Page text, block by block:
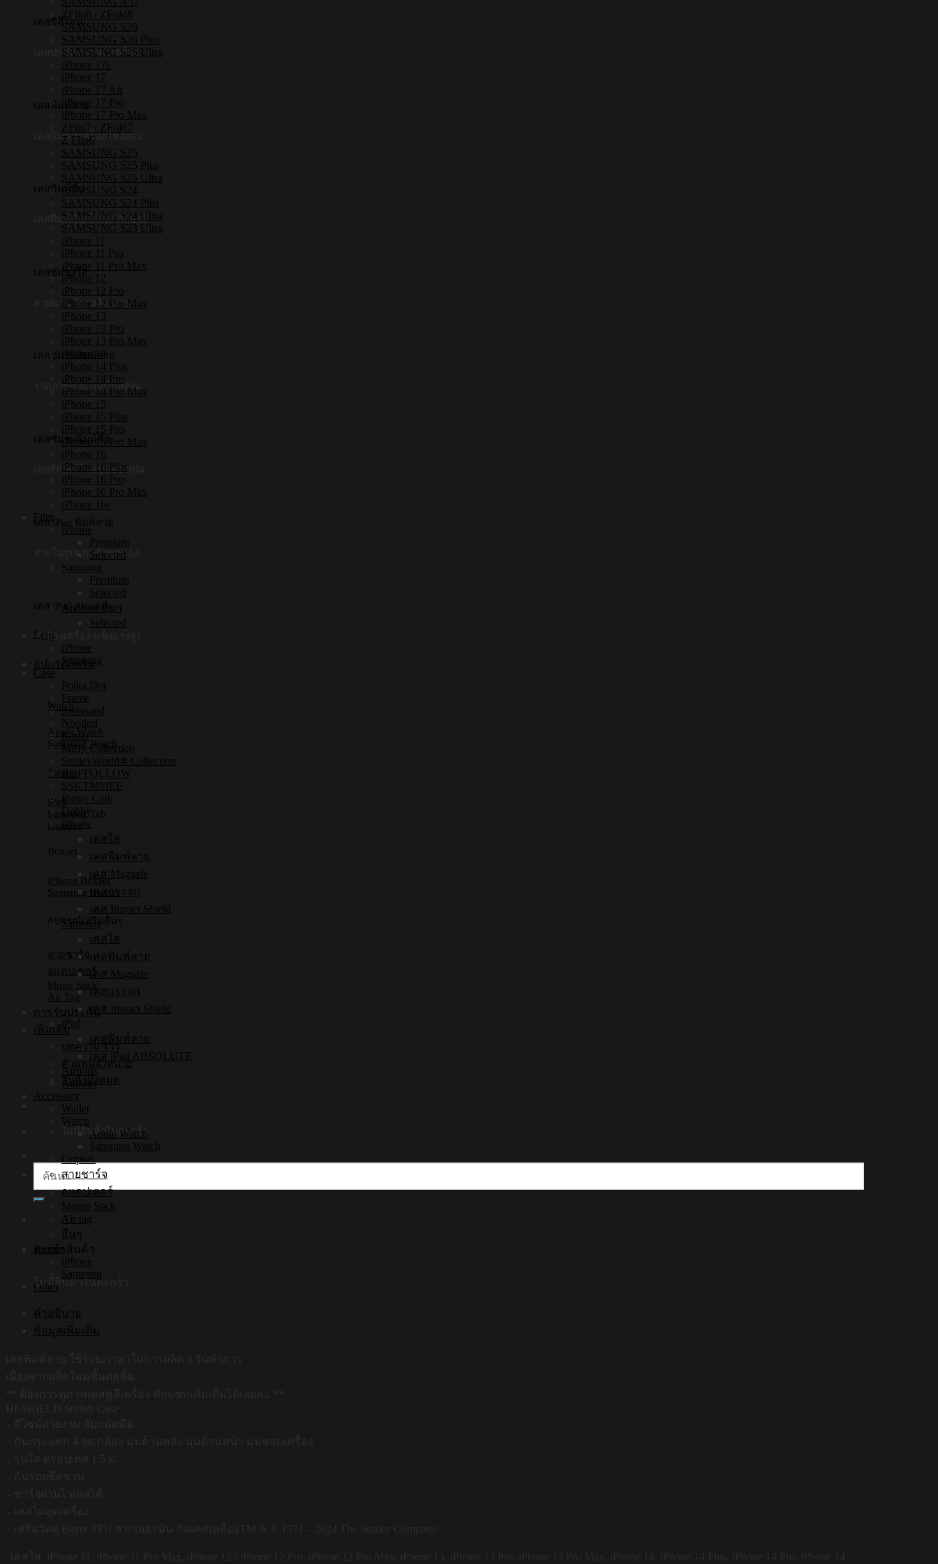
เคสซิลิโคน
เคสปกป้องรอบตัวเครื่อง
เคสพิมพ์ลาย
เคสพิมพ์ลายในสไตล์คุณ
เคสพิมพ์ชื่อ
เคสพิมพ์ชื่อเป็นเอกลักษณ์
เคสซัมซุงใส
สวยนาน ไม่เหลืองง่าย
เคสซัมซุงพิมพ์ลาย
รวดลายสวยในสไตล์คุณ
เคสซัมซุงพิมพ์ชื่อ
เอกลักษณ์ในแบบของคุณ
เคส iPad พิมพ์ลาย
สวยในรูปแบบตัวคุณเอง
เคส iPad Absolute
ปกป้องเครื่อง แข็งแรงสูง
อุปกรณ์เสริม
Watch
Apple Watch
Samsung Watch
Tablets
iPad
Samsung Tab
Huawei
Boxset
iPhone Boxset
Samsung Boxset
อุปกรณ์เสริมอื่นๆ
สายชาร์จ
อแดปเตอร์
Mono Stick
Air Tag
การรับประกัน
เพิ่มเติม
บทความ/รีวิว
ตัวแทนจำหน่าย
สินค้าทั้งหมด
ไม่มีสินค้าในตะกร้า
ค้นหา:
ตะกร้าสินค้า
ไม่มีสินค้าในตะกร้า
ZFlip8 / ZFold8
SAMSUNG S26
SAMSUNG S26 Plus
SAMSUNG S26 Ultra
iPhone 17e
iPhone 17
iPhone 17 Air
iPhone 17 Pro
iPhone 17 Pro Max
ZFlip7 / ZFold7
Z Flip6
SAMSUNG S25
SAMSUNG S25 Plus
SAMSUNG S25 Ultra
SAMSUNG S24
SAMSUNG S24 Plus
SAMSUNG S24 Ultra
SAMSUNG S23 Ultra
iPhone 11
iPhone 11 Pro
iPhone 11 Pro Max
iPhone 12
iPhone 12 Pro
iPhone 12 Pro Max
iPhone 13
iPhone 13 Pro
iPhone 13 Pro Max
iPhone 14
iPhone 14 Plus
iPhone 14 Pro
iPhone 14 Pro Max
iPhone 15
iPhone 15 Plus
iPhone 15 Pro
iPhone 15 Pro Max
iPhone 16
iPhone 16 Plus
iPhone 16 Pro
iPhone 16 Pro Max
iPhone 16e
Film
iPhone
Premium
Selected
Samsung
Premium
Selected
Android อื่นๆ
Selected
Lens
iPhone
Samsung
Case
Polka Dot
Frame
mofusand
Noodmi
Kamo
Miffy Collection
SmileyWorld® Collection
BUFFOLLOW
SSKTMMEE
Butter Club
Debby
iPhone
เคสใส
เคสพิมพ์ลาย
เคส Magsafe
เคสกระจก
เคส Impact Shield
Samsung
เคสใส
เคสพิมพ์ลาย
เคส Magsafe
เคสกระจก
เคส Impact Shield
iPad
เคสพิมพ์ลาย
เคส iPad ABSOLUTE
Airpods
Another
Accessory
Wallet
Watch
Apple Watch
Samsung Watch
Griptok
สายชาร์จ
อแดปเตอร์
Momo Stick
Air tag
อื่นๆ
Boxset
iPhone
Samsung
Other
คำอธิบาย
ข้อมูลเพิ่มเติม